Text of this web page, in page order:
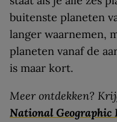
buitenste planeten
langer waarnemen,
planeten vanaf de
is maar kort.
Meer ontdekken?
National Geographic